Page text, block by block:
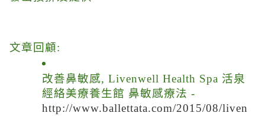
文章回顧:
改善鼻敏感, Livenwell Health Spa 活泉
經絡美療養生館 鼻敏感療法 -
http://www.ballettata.com/2015/08/liven